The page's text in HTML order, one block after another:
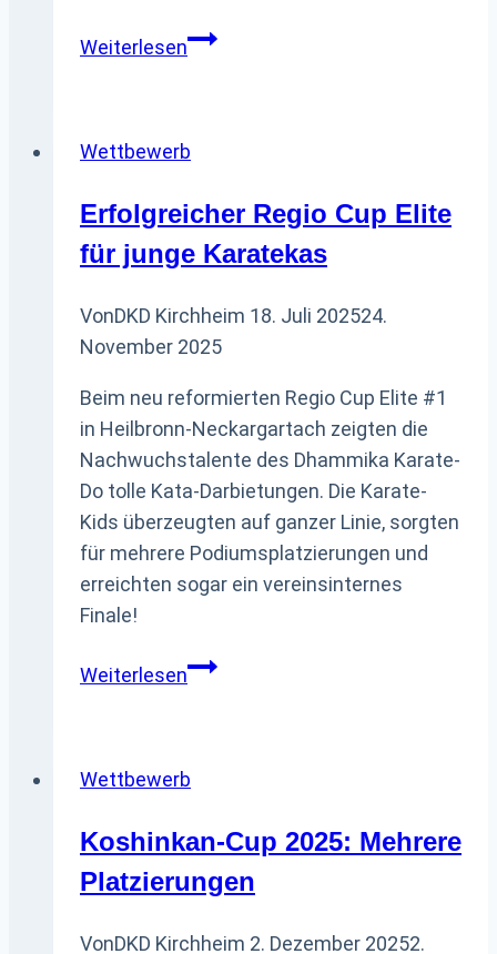
WeiterlesenKids
Alle
Wettbewerb
Erfolgreicher Regio Cup Elite
für junge Karatekas
VonDKD Kirchheim 18. Juli 202524.
November 2025
Beim neu reformierten Regio Cup Elite #1
in Heilbronn-Neckargartach zeigten die
Nachwuchstalente des Dhammika Karate-
Do tolle Kata-Darbietungen. Die Karate-
Kids überzeugten auf ganzer Linie, sorgten
für mehrere Podiumsplatzierungen und
erreichten sogar ein vereinsinternes
Finale!
WeiterlesenErfolgreicher
für
Karatekas
Wettbewerb
Koshinkan-Cup 2025: Mehrere
Platzierungen
VonDKD Kirchheim 2. Dezember 20252.